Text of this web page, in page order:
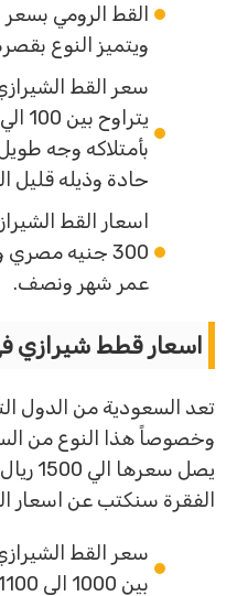
ويتميز النوع بقصره
سعر القط الشيرازي
بأمتلاكه وجه
حادة وذيله قليل
اسعار القط
عمر شهر ونصف.
اسعار قطط شيرازي في
تعد السعودية من الدول التي
وخصوصاً هذا النوع من
يصل سعرها
الفقرة سنكتب عن اسعار
سعر القط الشيرازي
بين 1000 الي 1100 ريال سعودي.